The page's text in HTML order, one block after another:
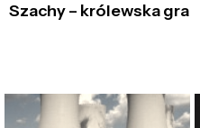
Szachy – królewska gra